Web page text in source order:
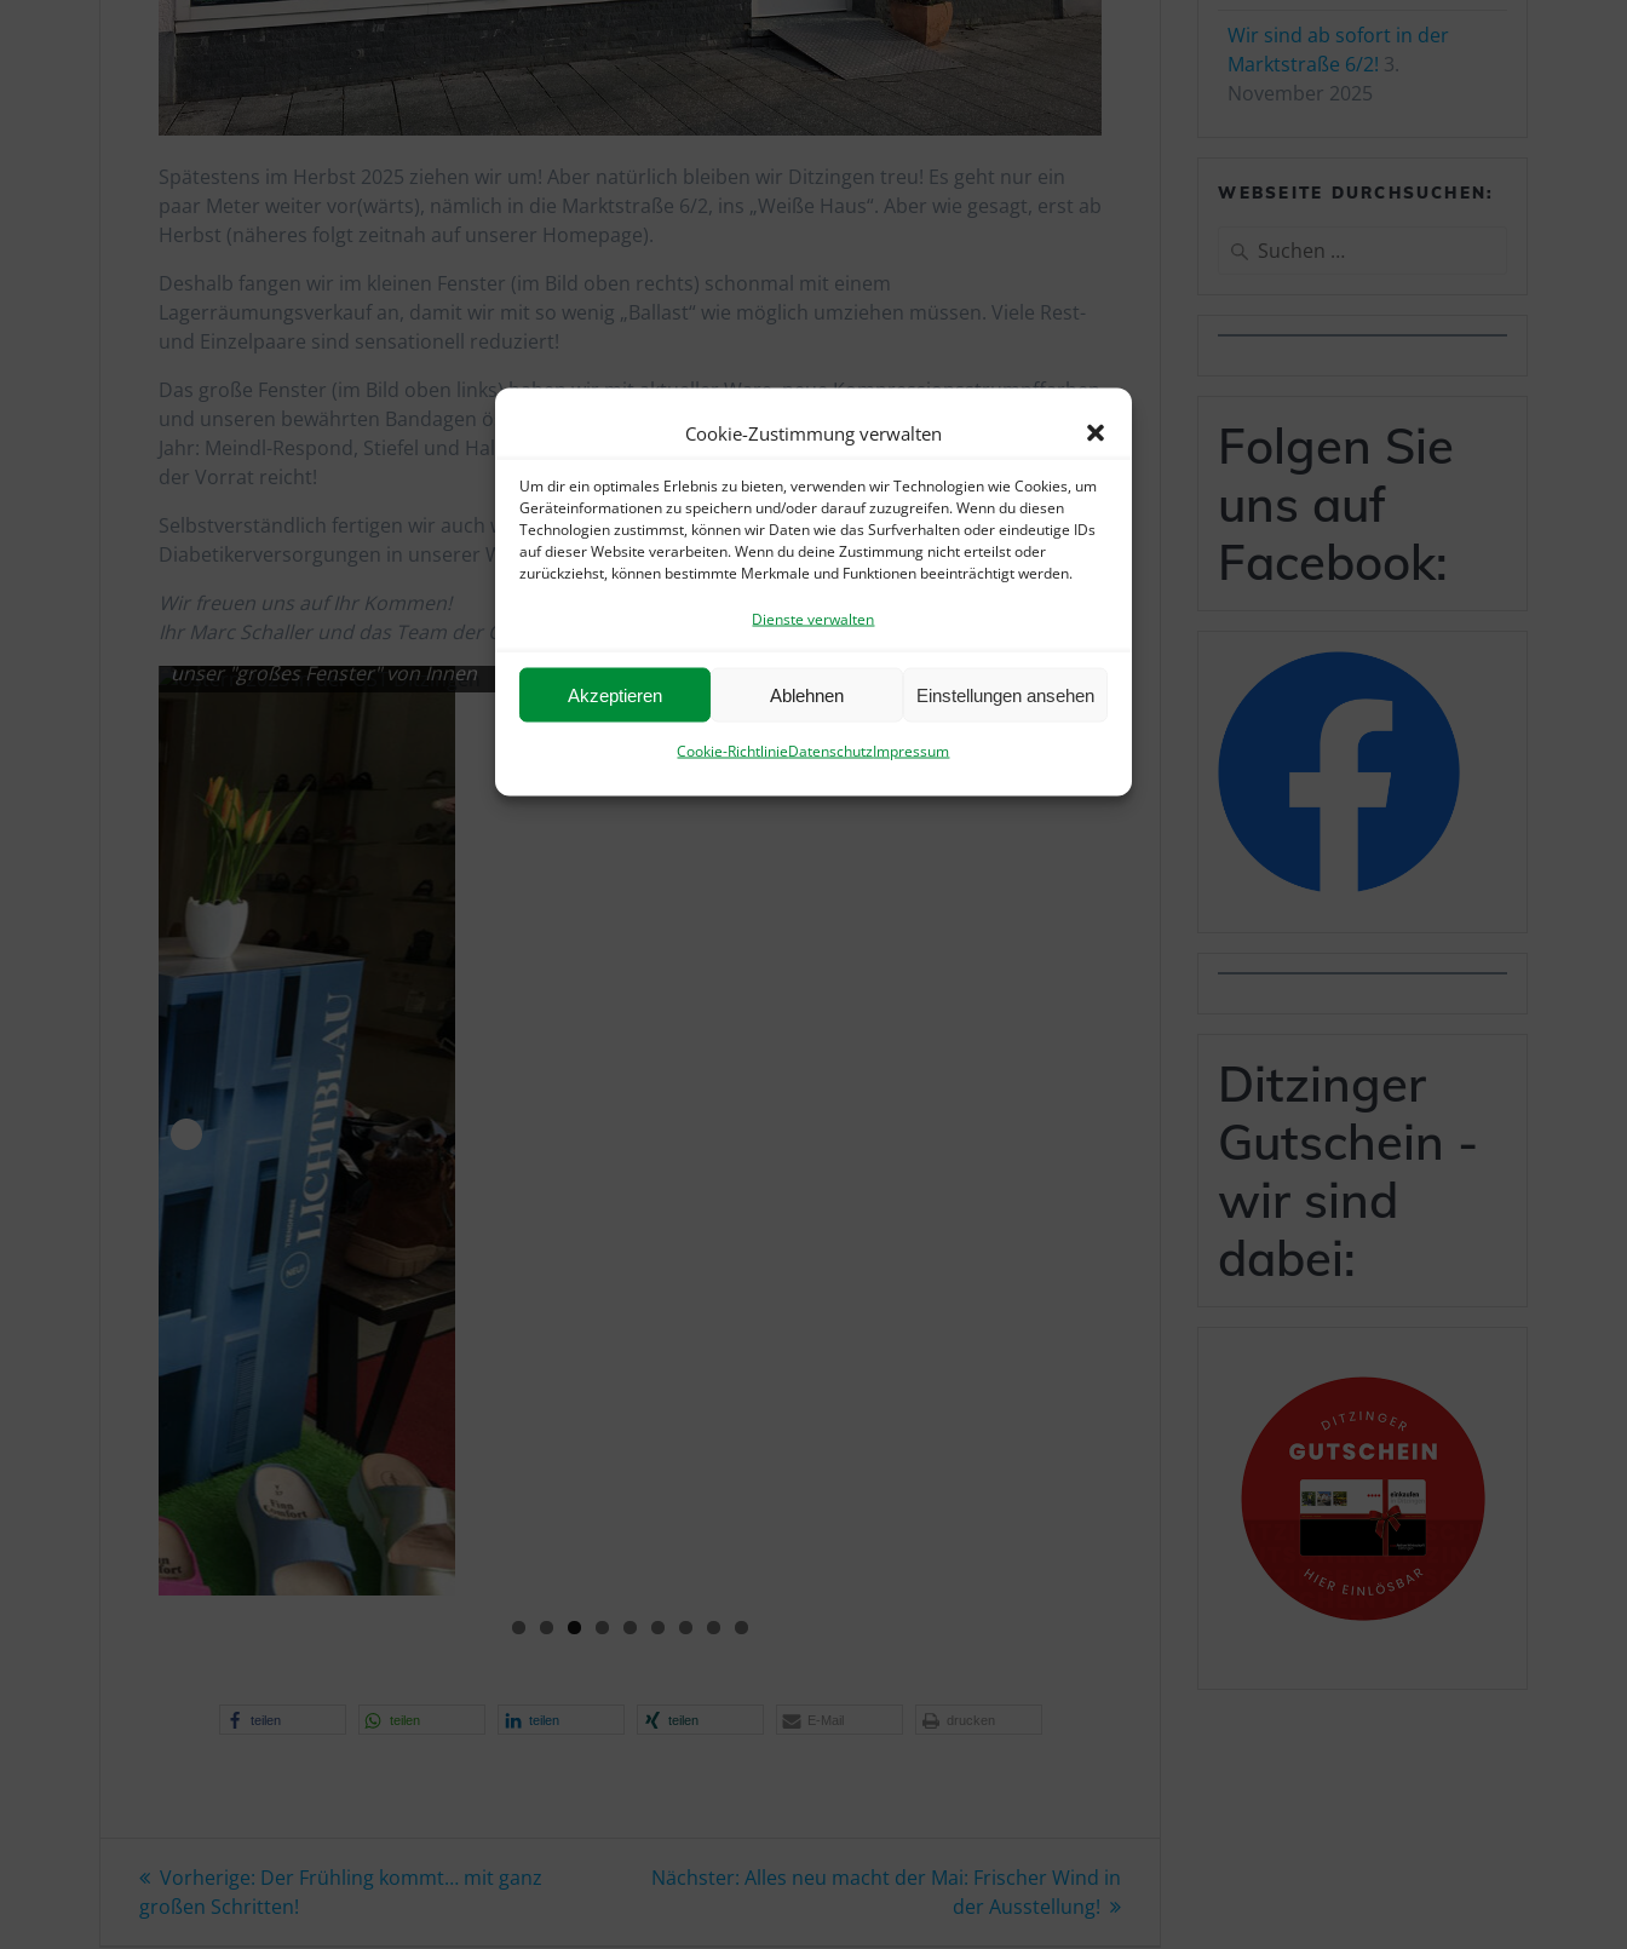
Cookie-Zustimmung verwalten
Um dir ein optimales Erlebnis zu bieten, verwenden wir Technologien wie Cookies, um
Geräteinformationen zu speichern und/oder darauf zuzugreifen. Wenn du diesen
Technologien zustimmst, können wir Daten wie das Surfverhalten oder eindeutige IDs
auf dieser Website verarbeiten. Wenn du deine Zustimmung nicht erteilst oder
zurückziehst, können bestimmte Merkmale und Funktionen beeinträchtigt werden.
Dienste verwalten
Akzeptieren Ablehnen Einstellungen ansehen
Cookie-RichtlinieDatenschutzImpressum
Spätestens im Herbst 2025 ziehen wir um! Aber natürlich bleiben wir Ditzingen treu! Es geht nur ein
paar Meter weiter vor(wärts), nämlich in die Marktstraße 6/2, ins „Weiße Haus“. Aber wie gesagt, erst ab
Herbst (näheres folgt zeitnah auf unserer Homepage).
Deshalb fangen wir im kleinen Fenster (im Bild oben rechts) schonmal mit einem
Lagerräumungsverkauf an, damit wir mit so wenig „Ballast“ wie möglich umziehen müssen. Viele Rest-
und Einzelpaare sind sensationell reduziert!
Das große Fenster (im Bild oben links) haben wir mit aktueller Ware, neue Kompressionsstrumpffarben
und unseren bewährten Bandagen österlich dekoriert. Des weiteren unser OSTERANGEBOT für dieses
Jahr: Meindl-Respond, Stiefel und Halbschuhe, für Damen und Herren. Über 20% reduziert, nur solange
der Vorrat reicht!
Selbstverständlich fertigen wir auch weiterhin Einlagen und Orthpädische Maßschuhe, sowie
Diabetikerversorgungen in unserer Werkstatt für Sie!
Wir freuen uns auf Ihr Kommen!
Ihr Marc Schaller und das Team der Orthopädieschuhtechnik Ditzingen
unser "großes Fenster" von Innen
unser "großes Fenster" von Innen
teilen teilen teilen teilen E-Mail drucken
Beitragsnavigation
Vorherige: Vorheriger
Beitrag:
Der Frühling kommt… mit ganz
großen Schritten!
Nächster: Nächster
Alles neu macht der Mai: Frischer Wind in
der Ausstellung!
Wir sind ab sofort in der
Marktstraße 6/2! 3.
November 2025
WEBSEITE DURCHSUCHEN:
Suchen
nach:
Folgen Sie
uns auf
Facebook:
Ditzinger
Gutschein -
wir sind
dabei: